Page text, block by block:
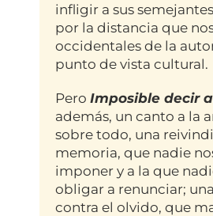
infligir a sus
por la distancia que
occidentales de la
punto de vista cultural.
Pero Imposible decir
además, un canto a la
sobre todo, una
memoria, que nadie
imponer y a la que
obligar a renunciar;
contra el olvido, que